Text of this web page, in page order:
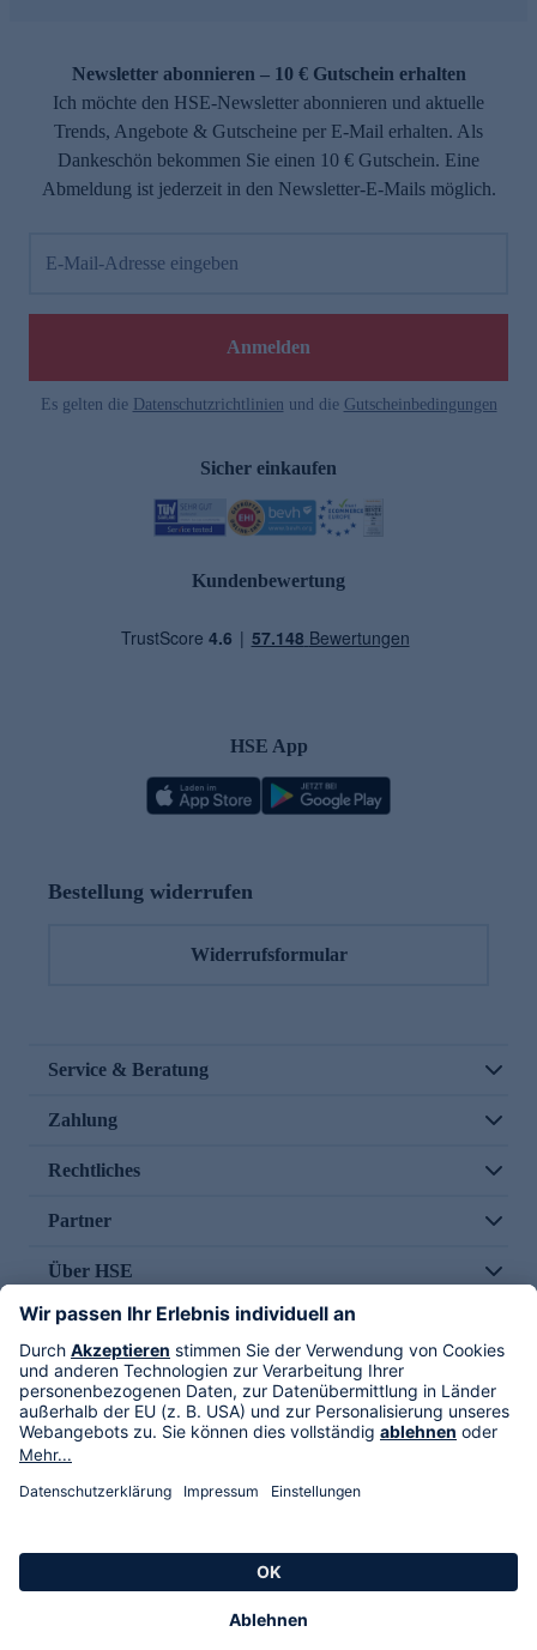
Newsletter abonnieren – 10 € Gutschein erhalten
Ich möchte den HSE-Newsletter abonnieren und aktuelle
Trends, Angebote & Gutscheine per E-Mail erhalten. Als
Dankeschön bekommen Sie einen 10 € Gutschein. Eine
Abmeldung ist jederzeit in den Newsletter-E-Mails möglich.
E-Mail-Adresse eingeben
Anmelden
Es gelten die Datenschutzrichtlinien und die Gutscheinbedingungen
Sicher einkaufen
Kundenbewertung
HSE App
Bestellung widerrufen
Widerrufsformular
Service & Beratung
Zahlung
Rechtliches
Partner
Über HSE
Im TV
HSE International